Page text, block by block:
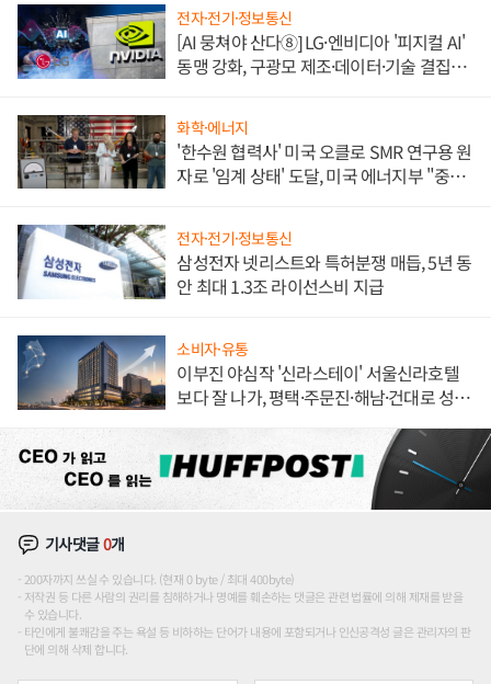
전자·전기·정보통신
[AI 뭉쳐야 산다⑧] LG·엔비디아 '피지컬 AI'
동맹 강화, 구광모 제조·데이터·기술 결집
화학·에너지
'한수원 협력사' 미국 오클로 SMR 연구용 원
자로 '임계 상태' 도달, 미국 에너지부 "중요
전자·전기·정보통신
삼성전자 넷리스트와 특허분쟁 매듭, 5년 동
안 최대 1.3조 라이선스비 지급
소비자·유통
이부진 야심작 '신라스테이' 서울신라호텔
보다 잘 나가, 평택·주문진·해남·건대로 성
기사댓글0개
200자까지 쓰실 수 있습니다. (현재 0 byte / 최대 400byte)
저작권 등 다른 사람의 권리를 침해하거나 명예를 훼손하는 댓글은 관련 법률에 의해 제재를 받을
수 있습니다.
타인에게 불쾌감을 주는 욕설 등 비하하는 단어가 내용에 포함되거나 인신공격성 글은 관리자의 판
단에 의해 삭제 합니다.